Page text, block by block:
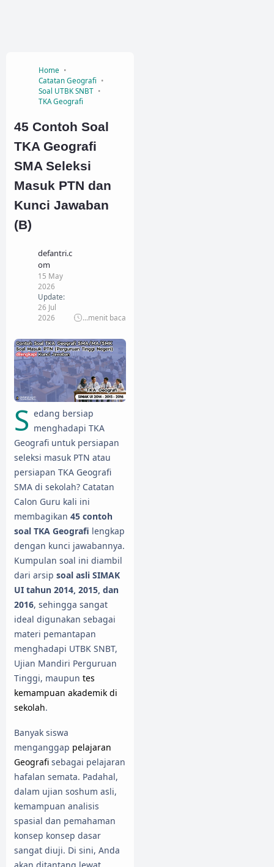
Home
Catatan Geografi
Soal UTBK SNBT
TKA Geografi
45 Contoh Soal
TKA Geografi
SMA Seleksi
Masuk PTN dan
Kunci Jawaban
(B)
defantri.c
om
15 May
2026
Update:
26 Jul
2026
...menit baca
S edang bersiap
menghadapi TKA
Geografi untuk persiapan
seleksi masuk PTN atau
persiapan TKA Geografi
SMA di sekolah? Catatan
Calon Guru kali ini
membagikan 45 contoh
soal TKA Geografi lengkap
dengan kunci jawabannya.
Kumpulan soal ini diambil
dari arsip soal asli SIMAK
UI tahun 2014, 2015, dan
2016, sehingga sangat
ideal digunakan sebagai
materi pemantapan
menghadapi UTBK SNBT,
Ujian Mandiri Perguruan
Tinggi, maupun tes
kemampuan akademik di
sekolah.
Banyak siswa
menganggap pelajaran
Geografi sebagai pelajaran
hafalan semata. Padahal,
dalam ujian soshum asli,
kemampuan analisis
spasial dan pemahaman
konsep konsep dasar
sangat diuji. Di sini, Anda